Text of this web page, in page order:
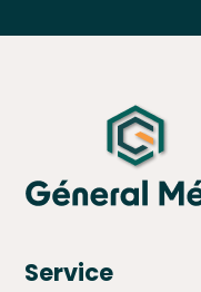
Service